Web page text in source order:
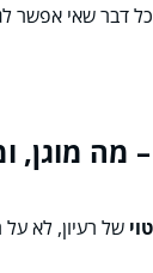
דבר שאי אפשר
של רעיון, לא על